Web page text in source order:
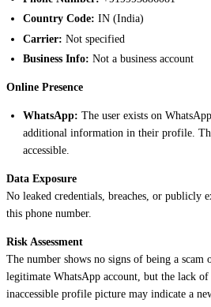
Country Code: IN (India)
Carrier: Not specified
Business Info: Not a business account
Online Presence
WhatsApp: The user exists on
additional information in their profile.
accessible.
Data Exposure
No leaked credentials, breaches, or publicly
this phone number.
Risk Assessment
The number shows no signs of being a scam
legitimate WhatsApp account, but the lack
inaccessible profile picture may indicate a